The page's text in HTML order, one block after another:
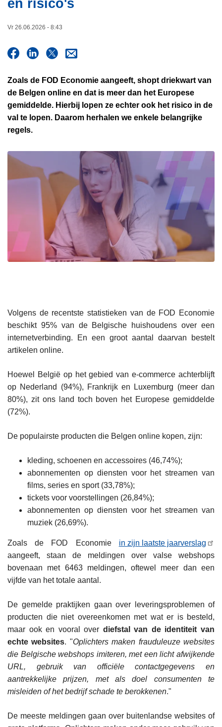
ien risico's
Vr 26.06.2026 - 8:43
Zoals de FOD Economie aangeeft, shopt driekwart van
de Belgen online en dat is meer dan het Europese
gemiddelde. Hierbij lopen ze echter ook het risico in de
val te lopen. Daarom herhalen we enkele belangrijke
regels.
Volgens de recentste statistieken van de FOD Economie
beschikt 95% van de Belgische huishoudens over een
internetverbinding. En een groot aantal daarvan bestelt
artikelen online.
Hoewel België op het gebied van e-commerce achterblijft
op Nederland (94%), Frankrijk en Luxemburg (meer dan
80%), zit ons land toch boven het Europese gemiddelde
(72%).
De populairste producten die Belgen online kopen, zijn:
kleding, schoenen en accessoires (46,74%);
abonnementen op diensten voor het streamen van
films, series en sport (33,78%);
tickets voor voorstellingen (26,84%);
abonnementen op diensten voor het streamen van
muziek (26,69%).
Zoals de FOD Economie in zijn laatste jaarverslag
aangeeft, staan de meldingen over valse webshops
bovenaan met 6463 meldingen, oftewel meer dan een
vijfde van het totale aantal.
De gemelde praktijken gaan over leveringsproblemen of
producten die niet overeenkomen met wat er is besteld,
maar ook en vooral over diefstal van de identiteit van
echte websites. "Oplichters maken frauduleuze websites
die Belgische webshops imiteren, met een licht afwijkende
URL, gebruik van officiële contactgegevens en
aantrekkelijke prijzen, met als doel consumenten te
misleiden of het bedrijf schade te berokkenen."
De meeste meldingen gaan over buitenlandse websites of